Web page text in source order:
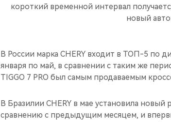
короткий временной интервал
новый
В России марка CHERY входит в ТОП-5 по
января по май, в сравнении с таким же
TIGGO 7 PRO был самым продаваемым
В Бразилии CHERY в мае установила
сравнению с предыдущим месяцем, и